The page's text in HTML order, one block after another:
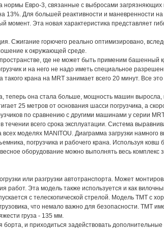
Евро-3, связанные с выбросами загрязняющих
Для большей реактивности и маневренности
Эта новая характеристика представляет
Сжигание горючего реально оптимизировано,
к окружающей среде.
где не может быть применим башенный
и на него не надо иметь специальное
крана на MRT занимает всего 20 минут. Все
теперь она стала больше, мощность машин выросла,
25 метров от основания шасси погрузчика, а
по сравнению с другими машинами у серии
всего срока эксплуатации. Система
моделях MANITOU. Диаграмма загрузки намного
погрузчика и рабочего крана. Используя ковш
оборудование можно выполнять весь комплекс
или разгрузки автотранспорта. Может
работ. Эта модель также используется и как
с телескопической стрелой. Модель ТМТ с
что немало важно для безопасности. TMT
груза - 135 мм.
борта, и приходиться задействовать